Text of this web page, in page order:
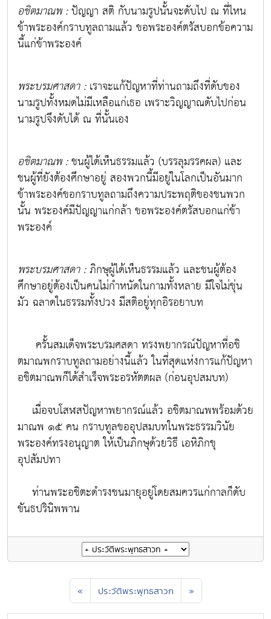
อชิตมาณพ :ปัญญา สติ กับนามรูปนั้นจะดับไป ณ ที่ไหน
ข้าพระองค์กราบทูลถามแล้ว ขอพระองค์ตรัสบอกข้อความ
นี้แก่ข้าพระองค์
พระบรมศาสดา :เราจะแก้ปัญหาที่ท่านถามถึงที่ดับของ
นามรูปทั้งหมดไม่มีเหลือแก่เธอ เพราะวิญญาณดับไปก่อน
นามรูปจึงดับได้ ณ ที่นั้นเอง
อชิตมาณพ :ชนผู้ได้เห็นธรรมแล้ว (บรรลุมรรคผล) และ
ชนผู้ที่ยังต้องศึกษาอยู่ สองพวกนี้มีอยู่ในโลกเป็นอันมาก
ข้าพระองค์ขอกราบทูลถามถึงความประพฤติของชนพวก
นั้น พระองค์มีปัญญาแก่กล้า ขอพระองค์ตรัสบอกแก่ข้า
พระองค์
พระบรมศาสดา :ภิกษุผู้ได้เห็นธรรมแล้ว และชนผู้ต้อง
ศึกษาอยู่ต้องเป็นคนไม่กำหนัดในกามทั้งหลาย มีใจไม่ขุ่น
มัว ฉลาดในธรรมทั้งปวง มีสติอยู่ทุกอิรอยาบท
ครั้นสมเด็จพระบรมศสดา ทรงพยากรณ์ปัญหาที่อชิ
ตมาณพกราบทูลถามอย่างนี้แล้ว ในที่สุดแห่งการแก้ปัญหา
อชิตมาณพก็ได้สำเร็จพระอรหัตตผล (ก่อนอุปสมบท)
เมื่อจบโสฬสปัญหาพยากรณ์แล้ว อชิตมาณพพร้อมด้วย
มาณพ ๑๕ คน กราบทูลขออุปสมบทในพระธรรมวินัย
พระองค์ทรงอนุญาต ให้เป็นภิกษุด้วยวิธี เอหิภิกขุ
อุปสัมปทา
ท่านพระอชิตะดำรงชนมายุอยู่โดยสมควรแก่กาลก็ดับ
ขันธปรินิพพาน
« ประวัติพระพุทธสาวก »